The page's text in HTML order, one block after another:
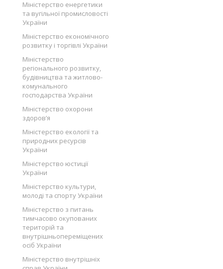
Міністерство енергетики
та вугільної промисловості
України
Міністерство економічного
розвитку і торгівлі України
Міністерство
регіонального розвитку,
будівництва та житлово-
комунального
господарства України
Міністерство охорони
здоров’я
Міністерство екології та
природних ресурсів
України
Міністерство юстиції
України
Міністерство культури,
молоді та спорту України
Міністерство з питань
тимчасово окупованих
територій та
внутрішньопереміщених
осіб України
Міністерство внутрішніх